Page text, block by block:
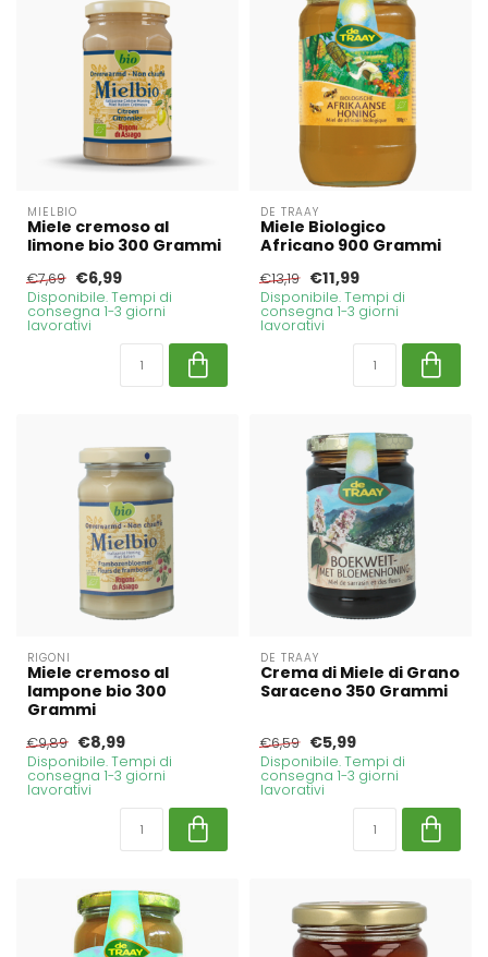
MIELBIO
Miele cremoso al
limone bio 300 Grammi
€7,69 €6,99
Disponibile. Tempi di
consegna 1-3 giorni
lavorativi
DE TRAAY
Miele Biologico
Africano 900 Grammi
€13,19 €11,99
Disponibile. Tempi di
consegna 1-3 giorni
lavorativi
RIGONI
Miele cremoso al
lampone bio 300
Grammi
€9,89 €8,99
Disponibile. Tempi di
consegna 1-3 giorni
lavorativi
DE TRAAY
Crema di Miele di Grano
Saraceno 350 Grammi
€6,59 €5,99
Disponibile. Tempi di
consegna 1-3 giorni
lavorativi